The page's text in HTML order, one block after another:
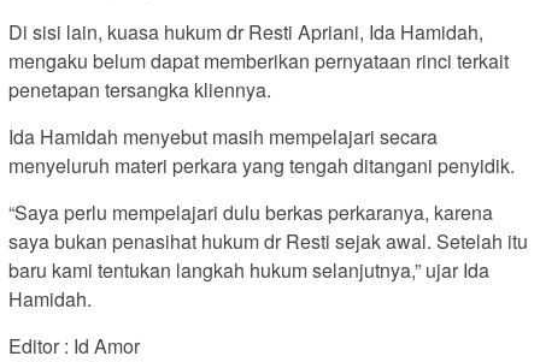
Di sisi lain, kuasa hukum dr Resti Apriani, Ida Hamidah,
mengaku belum dapat memberikan pernyataan rinci terkait
penetapan tersangka kliennya.
Ida Hamidah menyebut masih mempelajari secara
menyeluruh materi perkara yang tengah ditangani penyidik.
“Saya perlu mempelajari dulu berkas perkaranya, karena
saya bukan penasihat hukum dr Resti sejak awal. Setelah itu
baru kami tentukan langkah hukum selanjutnya,” ujar Ida
Hamidah.
Editor : Id Amor